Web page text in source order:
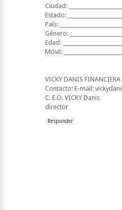
Ciudad:
Estado:
País: __________________________
Género: _____________________
Edad: ________________________
Móvil:
VICKY DANIS
Contacto: E-mail:
C. E.O. VICKY Danis
director
Responder